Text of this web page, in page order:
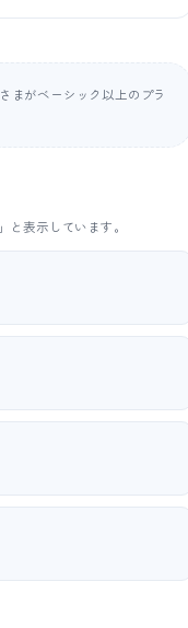
まがベーシック以上のプラ
表示しています。